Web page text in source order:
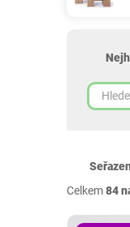
Celkem84